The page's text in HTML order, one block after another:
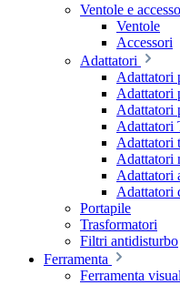
Ventole e
Ventole
Accessori
Adattatori
Adattatori
Adattatori
Adattatori
Adattatori
Adattatori
Adattatori
Adattatori
Adattatori
Portapile
Trasformatori
Filtri antidisturbo
Ferramenta
Ferramenta